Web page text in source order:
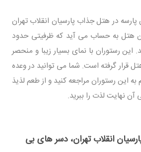
پارسه در هتل جذاب پارسیان انقلاب تهران
هتل به حساب می آید که ظرفیتی حدود
این رستوران با نمای بسیار زیبا و منحصر
قرار گرفته است. شما می توانید در وعده
این رستوران مراجعه کنید و از طعم لذیذ
نهایت لذت را ببرید.
انقلاب تهران، دسر های بی